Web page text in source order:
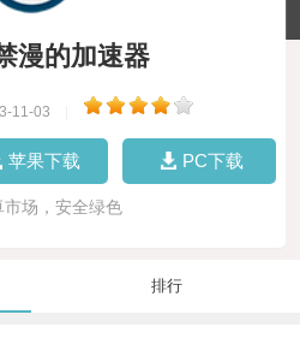
漫的加速器
11-03
苹果下载 PC下载
市场，安全绿色
排行